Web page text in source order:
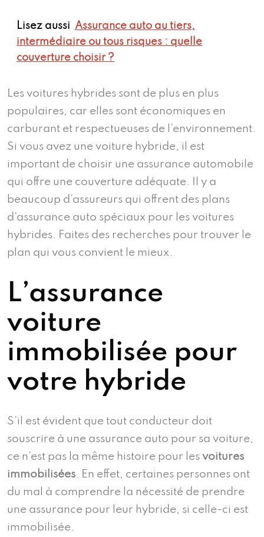
Lisez aussi Assurance auto au tiers,
intermédiaire ou tous risques : quelle
couverture choisir ?
Les voitures hybrides sont de plus en plus
populaires, car elles sont économiques en
carburant et respectueuses de l’environnement.
Si vous avez une voiture hybride, il est
important de choisir une assurance automobile
qui offre une couverture adéquate. Il y a
beaucoup d’assureurs qui offrent des plans
d’assurance auto spéciaux pour les voitures
hybrides. Faites des recherches pour trouver le
plan qui vous convient le mieux.
L’assurance
voiture
immobilisée pour
votre hybride
S’il est évident que tout conducteur doit
souscrire à une assurance auto pour sa voiture,
ce n’est pas la même histoire pour les voitures
immobilisées. En effet, certaines personnes ont
du mal à comprendre la nécessité de prendre
une assurance pour leur hybride, si celle-ci est
immobilisée.